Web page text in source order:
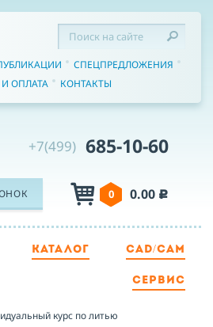
СПЕЦПРЕДЛОЖЕНИЯ
ОПЛАТА
КОНТАКТЫ
+7(499) 685-10-60
0 0.00 c
КАТАЛОГ CAD/CAM
СЕРВИС
курс по литью